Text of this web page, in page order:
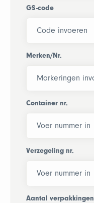
GS-code
Merken/Nr.
Container nr.
Verzegeling nr.
Aantal verpakkingen